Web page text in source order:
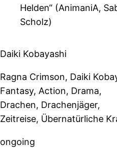
Helden“ (AnimaniA,
Scholz)
Daiki Kobayashi
Ragna Crimson, Daiki
Fantasy, Action, Drama,
Drachen, Drachenjäger,
Zeitreise, Übernatürliche
ongoing